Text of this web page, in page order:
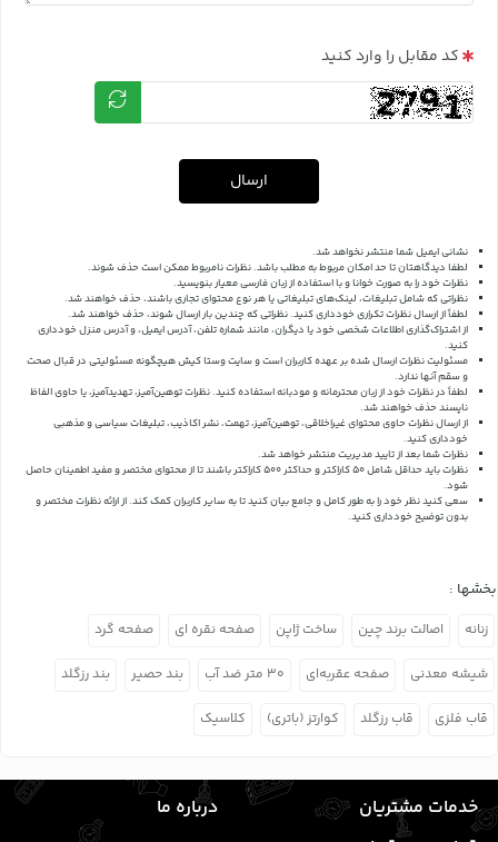
کد مقابل را وارد کنید
ارسال
نشانی ایمیل شما منتشر نخواهد شد.
لطفا دیدگاهتان تا حد امکان مربوط به مطلب باشد. نظرات نامربوط ممکن است حذف شوند.
نظرات خود را به صورت خوانا و با استفاده از زبان فارسی معیار بنویسید.
نظراتی که شامل تبلیغات، لینک‌های تبلیغاتی یا هر نوع محتوای تجاری باشند، حذف خواهند شد.
لطفاً از ارسال نظرات تکراری خودداری کنید. نظراتی که چندین بار ارسال شوند، حذف خواهند شد.
از اشتراک‌گذاری اطلاعات شخصی خود یا دیگران، مانند شماره تلفن، آدرس ایمیل، و آدرس منزل خودداری
کنید.
مسئولیت نظرات ارسال شده بر عهده کاربران است و سایت وستا کیش هیچگونه مسئولیتی در قبال صحت
و سقم آنها ندارد.
لطفاً در نظرات خود از زبان محترمانه و مودبانه استفاده کنید. نظرات توهین‌آمیز، تهدیدآمیز، یا حاوی الفاظ
ناپسند حذف خواهند شد.
از ارسال نظرات حاوی محتوای غیراخلاقی، توهین‌آمیز، تهمت، نشر اکاذیب، تبلیغات سیاسی و مذهبی
خودداری کنید.
نظرات شما بعد از تایید مدیریت منتشر خواهد شد.
نظرات باید حداقل شامل 50 کاراکتر و حداکثر 500 کاراکتر باشند تا از محتوای مختصر و مفید اطمینان حاصل
شود.
سعی کنید نظر خود را به طور کامل و جامع بیان کنید تا به سایر کاربران کمک کند.از ارائه نظرات مختصر و
بدون توضیح خودداری کنید.
بخشها :
زنانه اصالت برند چین ساخت ژاپن صفحه نقره ای صفحه گرد
شیشه معدنی صفحه عقربه‌ای ۳۰ متر ضد آب بند حصیر بند رزگلد
قاب فلزی قاب رزگلد کوارتز (باتری) کلاسیک
خدمات مشتریان
درباره ما